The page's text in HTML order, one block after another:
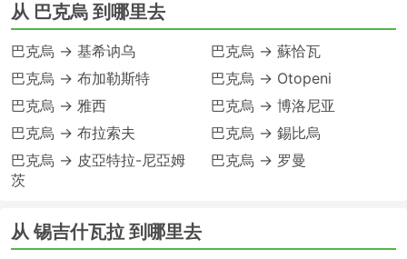
从 巴克烏 到哪里去
巴克烏 → 基希讷乌
巴克烏 → 布加勒斯特
巴克烏 → 雅西
巴克烏 → 布拉索夫
巴克烏 → 皮亞特拉-尼亞姆
茨
巴克烏 → 蘇恰瓦
巴克烏 → Otopeni
巴克烏 → 博洛尼亚
巴克烏 → 錫比烏
巴克烏 → 罗曼
从 锡吉什瓦拉 到哪里去